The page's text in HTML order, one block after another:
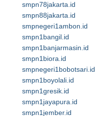
smpn78jakarta.id
smpn88jakarta.id
smpnegeri1ambon.id
smpn1bangil.id
smpn1banjarmasin.id
smpn1biora.id
smpnegeri1bobotsari.id
smpn1boyolali.id
smpn1gresik.id
smpn1jayapura.id
smpn1jember.id